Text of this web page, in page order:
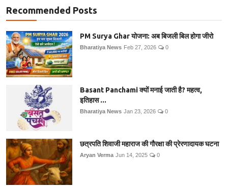
Recommended Posts
PM Surya Ghar योजना: अब बिजली बिल होगा जीरो
Bharatiya News Feb 27, 2026 0
Basant Panchami क्यों मनाई जाती है? महत्व,
इतिहास ...
Bharatiya News Jan 23, 2026 0
छत्रपति शिवाजी महाराज की गौरक्षा की प्रेरणादायक घटना
Aryan Verma Jun 14, 2025 0